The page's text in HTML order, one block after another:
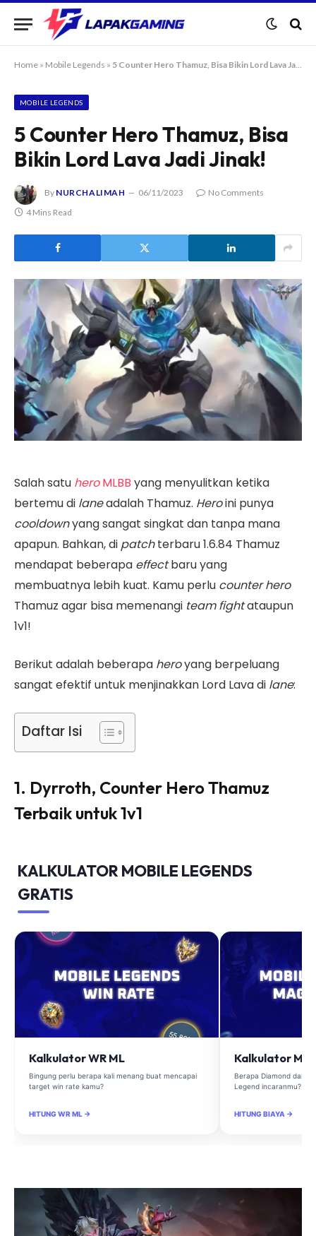
Home » Mobile Legends » 5 Counter Hero Thamuz, Bisa Bikin Lord Lava Jadi Jinak!
MOBILE LEGENDS
5 Counter Hero Thamuz, Bisa
Bikin Lord Lava Jadi Jinak!
By NURCHALIMAH 06/11/2023
No Comments
4 Mins Read
Salah satu heroMLBB yang menyulitkan ketika
bertemu di laneadalah Thamuz. Heroini punya
cooldownyang sangat singkat dan tanpa mana
apapun. Bahkan, di patchterbaru 1.6.84 Thamuz
mendapat beberapa effectbaru yang
membuatnya lebih kuat. Kamu perlu counter hero
Thamuz agar bisa memenangi team fightataupun
1v1!
Berikut adalah beberapa heroyang berpeluang
sangat efektif untuk menjinakkan Lord Lava di lane:
Daftar Isi
1. Dyrroth, Counter Hero Thamuz
Terbaik untuk 1v1
KALKULATOR MOBILE LEGENDS
GRATIS
Kalkulator WR ML
Bingung perlu berapa kali menang buat mencapai
target win rate kamu?
HITUNG WR ML →
Kalkulator
Berapa Diamond dan
Legend incaranmu?
HITUNG BIAYA →